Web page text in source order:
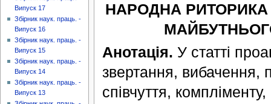
НАРОДНА
Анотація. У статті
звертання,
співчуття,
Випуск 17
Збірник наук. праць. -
Випуск 16
Збірник наук. праць. -
Випуск 15
Збірник наук. праць. -
Випуск 14
Збірник наук. праць. -
Випуск 13